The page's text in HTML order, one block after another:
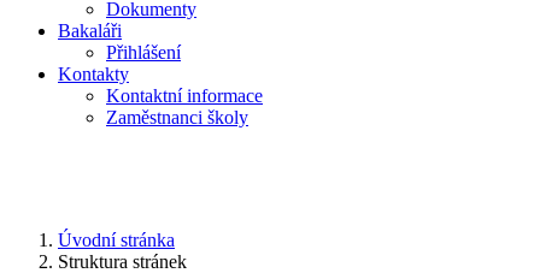
Dokumenty
Bakaláři
Přihlášení
Kontakty
Kontaktní informace
Zaměstnanci školy
Úvodní stránka
Struktura stránek